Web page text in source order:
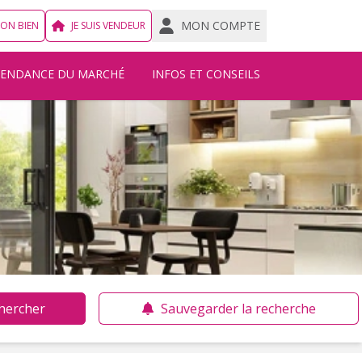
BIEN JE SUIS VENDEUR MON COMPTE
DU MARCHÉ INFOS ET CONSEILS
Sauvegarder la recherche